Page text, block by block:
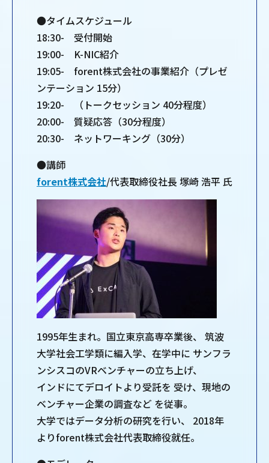
●タイムスケジュール
18:30- 受付開始
19:00- K-NIC紹介
19:05- forent株式会社の事業紹介（プレゼ
ンテーション 15分）
19:20- （トークセッション 40分程度）
20:00- 質疑応答（30分程度）
20:30- ネットワーキング（30分）
●講師
forent株式会社/代表取締役社長 塚崎 浩平 氏
1995年生まれ。国立東京高専卒業後、 筑波
大学社会工学類に編入学、在学中に サンフラ
ンシスコのVRベンチャーの立ち上げ、
インドにてデロイトより受託を 受け、現地の
ベンチャー企業の調査など を従事。
大学ではデータ分析の研究を行い、 2018年
よりforent株式会社代表取締役就任。